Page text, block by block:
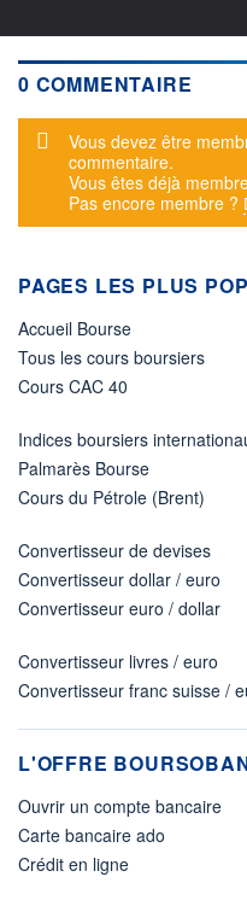
0 COMMENTAIRE
Message d'alerte
Vous devez être
commentaire.
Vous êtes déjà
Pas encore membre ?
PAGES LES PLUS
Accueil Bourse
Tous les cours boursiers
Cours CAC 40
Indices boursiers
Palmarès Bourse
Cours du Pétrole (Brent)
Convertisseur de devises
Convertisseur dollar / euro
Convertisseur euro / dollar
Convertisseur livres / euro
Convertisseur franc suisse /
L'OFFRE
Ouvrir un compte bancaire
Carte bancaire ado
Crédit en ligne